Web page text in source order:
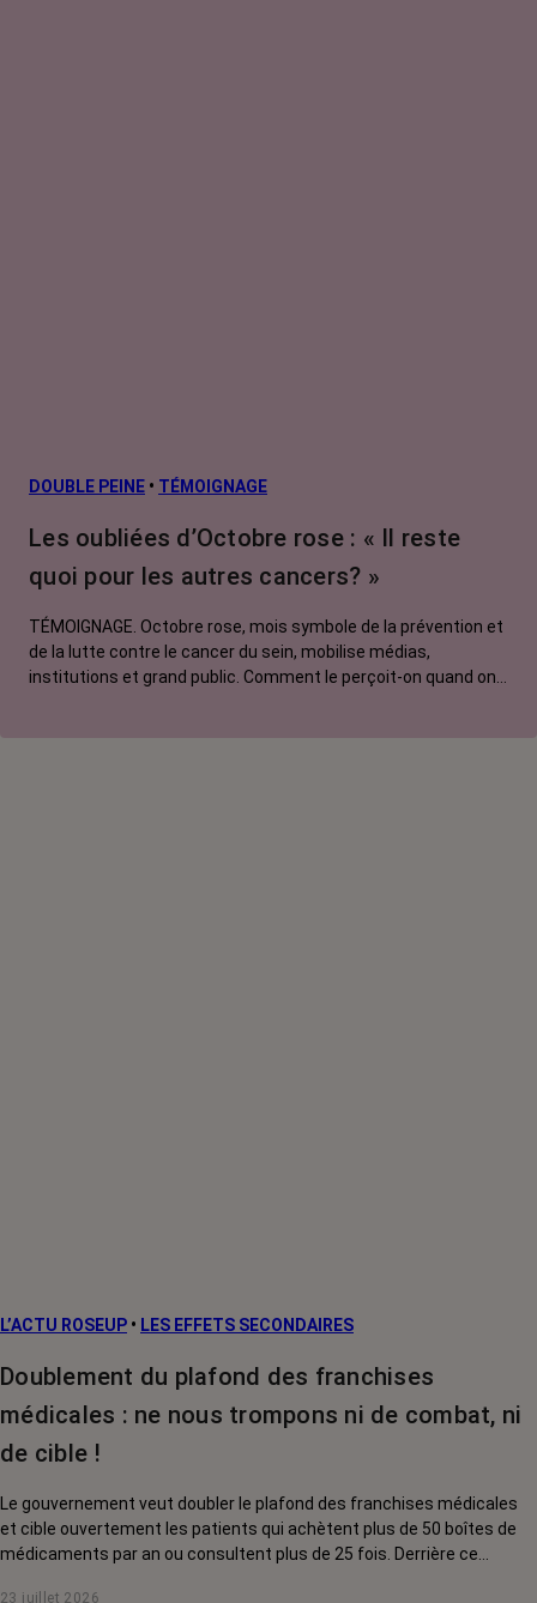
DOUBLE PEINE • TÉMOIGNAGE
Les oubliées d’Octobre rose : « Il reste
quoi pour les autres cancers? »
TÉMOIGNAGE. Octobre rose, mois symbole de la prévention et
de la lutte contre le cancer du sein, mobilise médias,
institutions et grand public. Comment le perçoit-on quand on
L’ACTU ROSEUP • LES EFFETS SECONDAIRES
Doublement du plafond des franchises
médicales : ne nous trompons ni de combat, ni
de cible !
Le gouvernement veut doubler le plafond des franchises médicales
et cible ouvertement les patients qui achètent plus de 50 boîtes de
médicaments par an ou consultent plus de 25 fois. Derrière ce
23 juillet 2026